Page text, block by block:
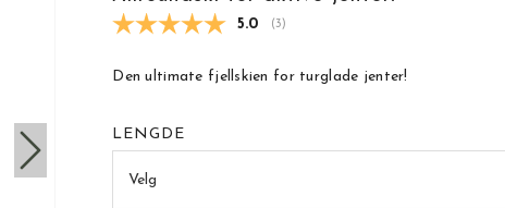
Gjennomsnittskarakter:
5.0 (stemmer:
3)
Den ultimate fjellskien for turglade jenter!
LENGDE
Velg